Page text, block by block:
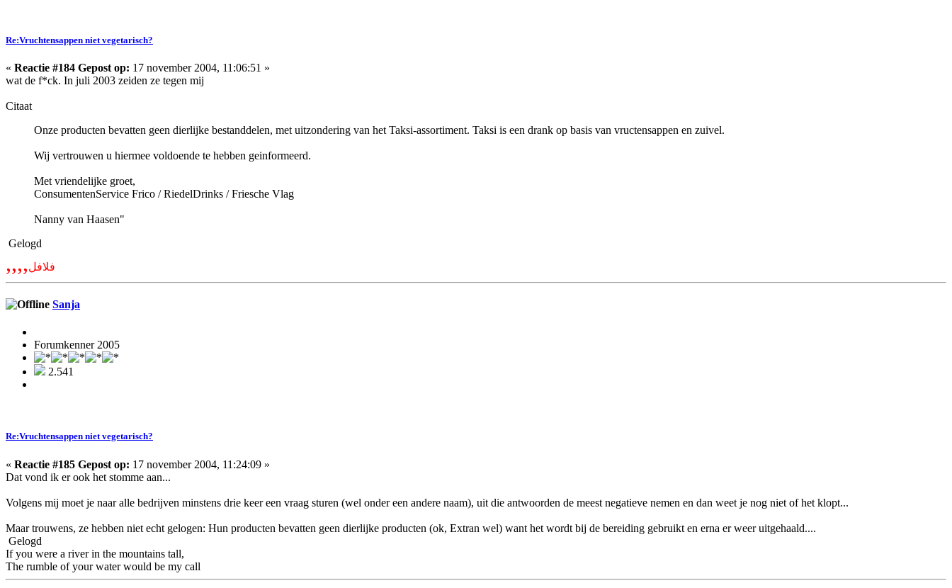
Re:Vruchtensappen niet vegetarisch?
« Reactie #184 Gepost op: 17 november 2004, 11:06:51 »
wat de f*ck. In juli 2003 zeiden ze tegen mij
Citaat
Onze producten bevatten geen dierlijke bestanddelen, met uitzondering van het Taksi-assortiment. Taksi is een drank op basis van vructensappen en zuivel.
Wij vertrouwen u hiermee voldoende te hebben geinformeerd.
Met vriendelijke groet,
ConsumentenService Frico / RiedelDrinks / Friesche Vlag
Nanny van Haasen"
Gelogd
,,,,فلافل
Sanja
Forumkenner 2005
2.541
Re:Vruchtensappen niet vegetarisch?
« Reactie #185 Gepost op: 17 november 2004, 11:24:09 »
Dat vond ik er ook het stomme aan...
Volgens mij moet je naar alle bedrijven minstens drie keer een vraag sturen (wel onder een andere naam), uit die antwoorden de meest negatieve nemen en dan weet je nog niet of het klopt...
Maar trouwens, ze hebben niet echt gelogen: Hun producten bevatten geen dierlijke producten (ok, Extran wel) want het wordt bij de bereiding gebruikt en erna er weer uitgehaald....
Gelogd
If you were a river in the mountains tall,
The rumble of your water would be my call